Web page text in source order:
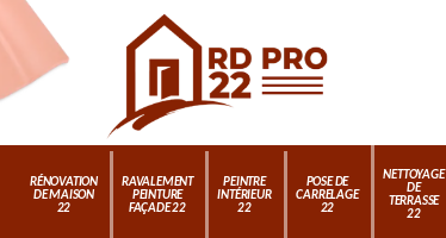
RÉNOVATION
DE MAISON
22
RAVALEMENT
PEINTURE
FAÇADE 22
PEINTRE
INTÉRIEUR
22
POSE DE
CARRELAGE
22
NETTOYAGE
DE
TERRASSE
22